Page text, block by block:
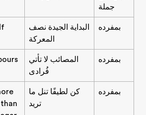
جملة
البداية الجيدة نصف
المعركة
بمفرده
المصائب لا تأتي
فُرادى
بمفرده
كن لطيفًا تنل ما
تريد
بمفرده